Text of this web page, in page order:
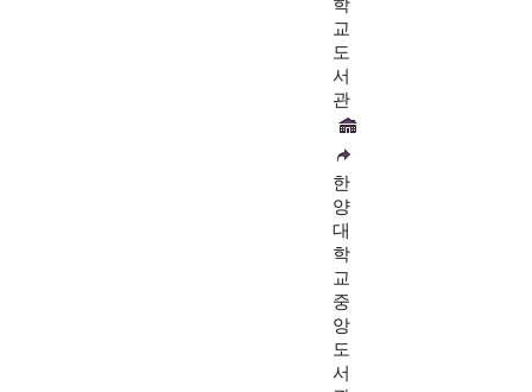
학
교
도
서
관
한
양
대
학
교
중
앙
도
서